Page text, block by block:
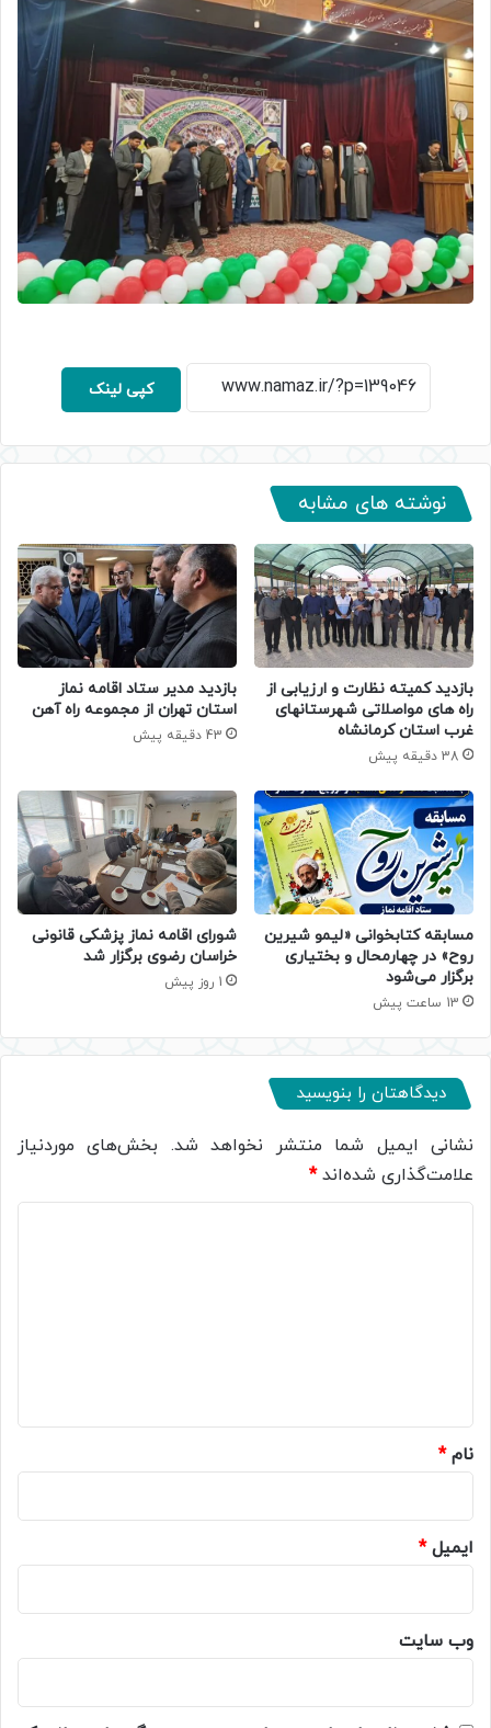
کپی لینک
نوشته های مشابه
بازدید کمیته نظارت و ارزیابی از
راه های مواصلاتی شهرستانهای
غرب استان کرمانشاه
38 دقیقه پیش
بازدید مدیر ستاد اقامه نماز
استان تهران از مجموعه راه آهن
43 دقیقه پیش
مسابقه کتابخوانی «لیمو شیرین
روح» در چهارمحال و بختیاری
برگزار می‌شود
13 ساعت پیش
شورای اقامه نماز پزشکی قانونی
خراسان رضوی برگزار شد
1 روز پیش
دیدگاهتان را بنویسید
نشانی ایمیل شما منتشر نخواهد شد. بخش‌های موردنیاز
علامت‌گذاری شده‌اند*
نام*
ایمیل*
وب‌ سایت